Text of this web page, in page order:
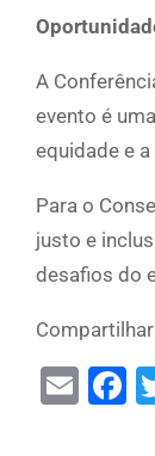
A
evento é
equidade e
Para o
justo e
desafios do